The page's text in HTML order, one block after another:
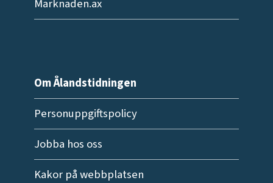
Marknaden.ax
Om Ålandstidningen
Personuppgiftspolicy
Jobba hos oss
Kakor på webbplatsen